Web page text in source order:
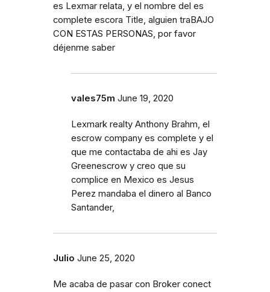
es Lexmar relata, y el nombre del es
complete escora Title, alguien traBAJO
CON ESTAS PERSONAS, por favor
déjenme saber
vales75m June 19, 2020
Lexmark realty Anthony Brahm, el
escrow company es complete y el
que me contactaba de ahi es Jay
Greenescrow y creo que su
complice en Mexico es Jesus
Perez mandaba el dinero al Banco
Santander,
Julio June 25, 2020
Me acaba de pasar con Broker conect